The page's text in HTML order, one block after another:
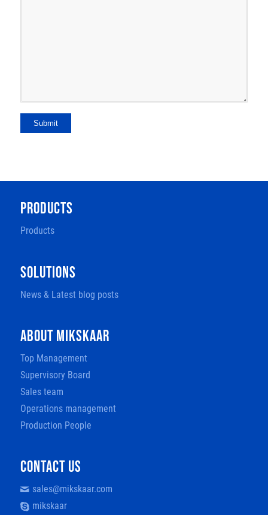
Submit
PRODUCTS
Products
SOLUTIONS
News & Latest blog posts
ABOUT MIKSKAAR
Top Management
Supervisory Board
Sales team
Operations management
Production People
CONTACT US
sales@mikskaar.com
mikskaar